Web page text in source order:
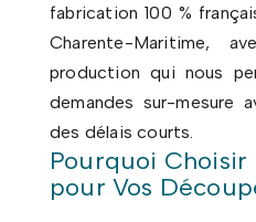
fabrication 100 %
Charente-Maritime,
production qui nous
demandes sur-mesure
des délais courts.
Pourquoi
pour Vos